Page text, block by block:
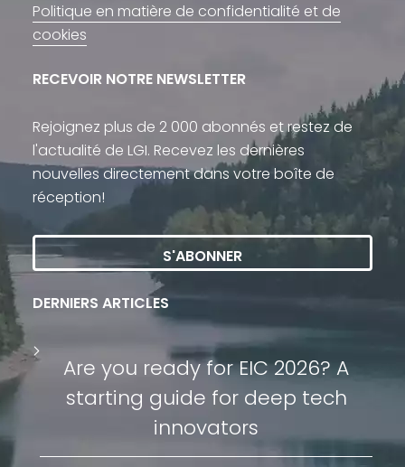
Politique en matière de confidentialité et de
cookies
RECEVOIR NOTRE NEWSLETTER
Rejoignez plus de 2 000 abonnés et restez de
l'actualité de LGI. Recevez les dernières
nouvelles directement dans votre boîte de
réception!
S'ABONNER
DERNIERS ARTICLES
Are you ready for EIC 2026? A
starting guide for deep tech
innovators